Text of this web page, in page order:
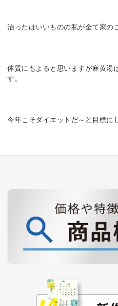
治ったはいいものの私が全て家の
体質にもよると思いますが麻黄湯
す。
今年こそダイエットだ～と目標に